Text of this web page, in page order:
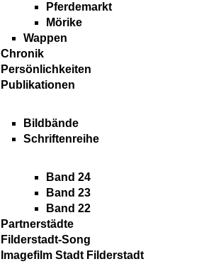
Pferdemarkt
Mörike
Wappen
Chronik
Persönlichkeiten
Publikationen
Bildbände
Schriftenreihe
Band 24
Band 23
Band 22
Partnerstädte
Filderstadt-Song
Imagefilm Stadt Filderstadt